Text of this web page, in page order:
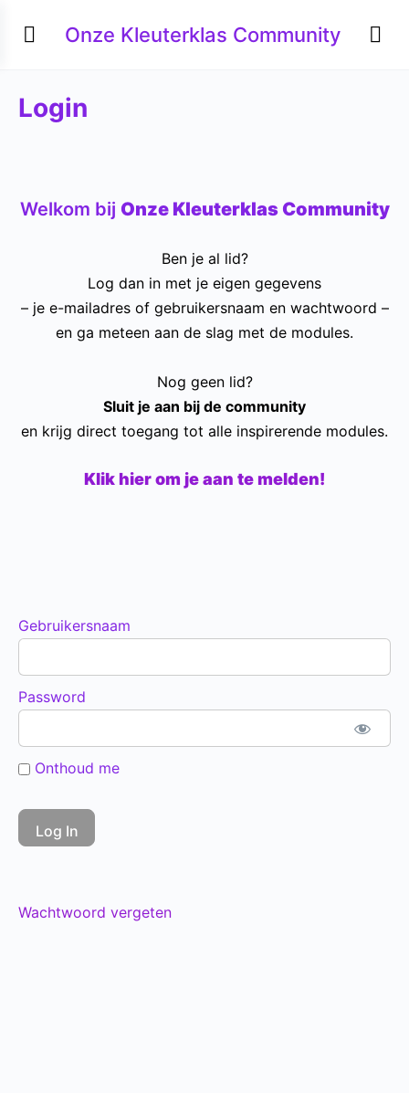
Onze Kleuterklas Community
Login
Welkom bij Onze Kleuterklas Community
Ben je al lid?
Log dan in met je eigen gegevens
– je e-mailadres of gebruikersnaam en wachtwoord –
en ga meteen aan de slag met de modules.
Nog geen lid?
Sluit je aan bij de community
en krijg direct toegang tot alle inspirerende modules.
Klik hier om je aan te melden!
Gebruikersnaam
Password
Onthoud me
Wachtwoord vergeten